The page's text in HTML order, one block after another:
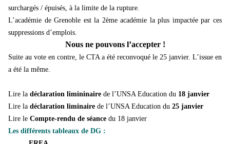
surchargés / épuisés, à la limite de la rupture.
L’académie de Grenoble est la 2ème académie la plus impactée par ces
suppressions d’emplois.
Nous ne pouvons l’accepter !
Suite au vote en contre, le CTA a été reconvoqué le 25 janvier. L’issue en
a été la même.
Lire la déclaration limininaire de l’UNSA Education du 18 janvier
Lire la déclaration liminaire de l’UNSA Education du 25 janvier
Lire le Compte-rendu de séance du 18 janvier
Les différents tableaux de DG :